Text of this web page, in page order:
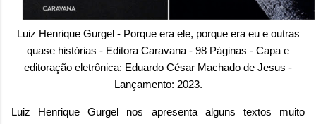
Luiz Henrique Gurgel - Porque era ele, porque era eu e outras
quase histórias - Editora Caravana - 98 Páginas - Capa e
editoração eletrônica: Eduardo César Machado de Jesus -
Lançamento: 2023.
Luiz Henrique Gurgel nos apresenta alguns textos muito